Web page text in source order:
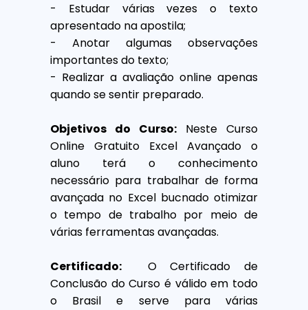
- Estudar várias vezes o texto
apresentado na apostila;
- Anotar algumas observações
importantes do texto;
- Realizar a avaliação online apenas
quando se sentir preparado.
Objetivos do Curso: Neste Curso
Online Gratuito Excel Avançado o
aluno terá o conhecimento
necessário para trabalhar de forma
avançada no Excel bucnado otimizar
o tempo de trabalho por meio de
várias ferramentas avançadas.
Certificado: O Certificado de
Conclusão do Curso é válido em todo
o Brasil e serve para várias